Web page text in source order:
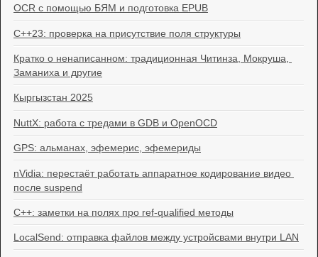
OCR с помощью БЯМ и подготовка EPUB
C++23: проверка на присутствие поля структуры
Кратко о ненаписанном: традиционная Читинза, Мокруша,
Заманиха и другие
Кыргызстан 2025
NuttX: работа с тредами в GDB и OpenOCD
GPS: альманах, эфемерис, эфемериды
nVidia: перестаёт работать аппаратное кодирование видео
после suspend
C++: заметки на полях про ref-qualified методы
LocalSend: отправка файлов между устройсвами внутри LAN